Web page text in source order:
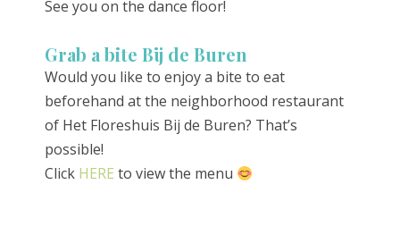
See you on the dance floor!
Grab a bite Bij de Buren
Would you like to enjoy a bite to eat
beforehand at the neighborhood restaurant
of Het Floreshuis Bij de Buren? That’s
possible!
Click HERE to view the menu